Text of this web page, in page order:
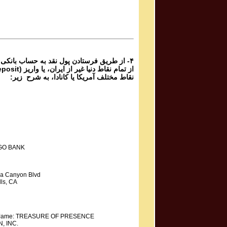
۴- از طریق فرستادن پول نقد به حساب
نقاط مختلف آمریکا یا کانادا، به شرح زیر:
BANK
Canyon Blvd
CA
TREASURE OF PRESENCE
INC.